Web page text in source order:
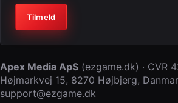
Virksomhed (lad feltet stå tomt)
Tilmeld
Apex Media ApS (ezgame.dk) · CVR
Højmarkvej 15, 8270 Højbjerg,
support@ezgame.dk